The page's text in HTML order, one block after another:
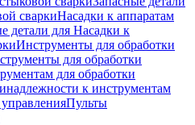
сваркиНасадки к аппаратам
детали для Насадки к
Инструменты для обработки
для обработки
для обработки
к инструментам
Пульты